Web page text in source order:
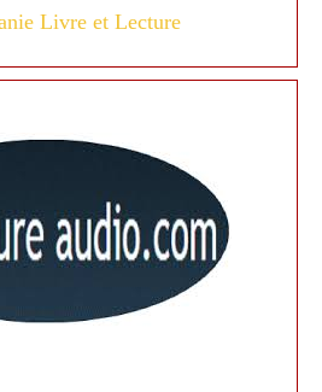
Livre et Lecture